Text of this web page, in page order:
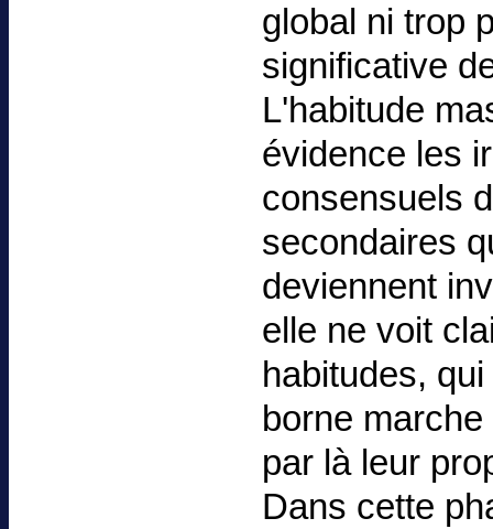
global ni trop
significative
L'habitude
évidence les
consensuels
secondaires
deviennent
elle ne voit
habitudes,
borne
par là leur
Dans cette